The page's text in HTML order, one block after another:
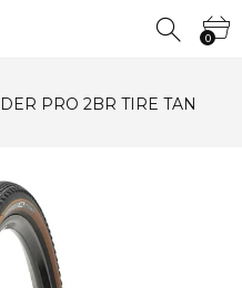
0 0
PRO 2BR TIRE TAN